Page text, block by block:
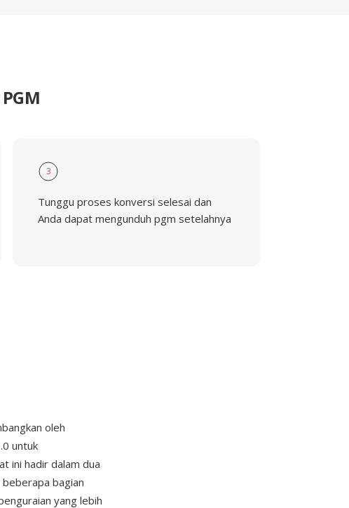
3
Tunggu proses konversi selesai dan
Anda dapat mengunduh pgm setelahnya
oleh
untuk
ini hadir dalam dua
bagian
yang lebih